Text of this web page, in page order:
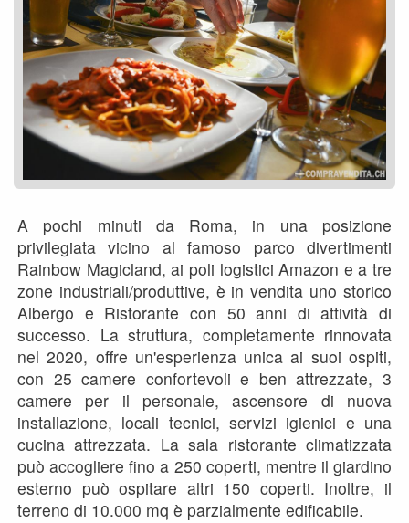
A pochi minuti da Roma, in una posizione
privilegiata vicino al famoso parco divertimenti
Rainbow Magicland, ai poli logistici Amazon e a tre
zone industriali/produttive, è in vendita uno storico
Albergo e Ristorante con 50 anni di attività di
successo. La struttura, completamente rinnovata
nel 2020, offre un'esperienza unica ai suoi ospiti,
con 25 camere confortevoli e ben attrezzate, 3
camere per il personale, ascensore di nuova
installazione, locali tecnici, servizi igienici e una
cucina attrezzata. La sala ristorante climatizzata
può accogliere fino a 250 coperti, mentre il giardino
esterno può ospitare altri 150 coperti. Inoltre, il
terreno di 10.000 mq è parzialmente edificabile.